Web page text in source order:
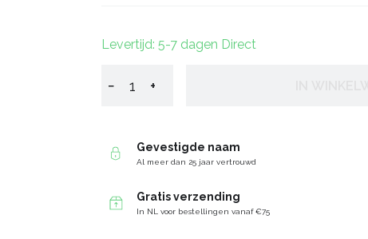
Levertijd: 5-7 dagen Direct
− +
Gevestigde naam
Al meer dan 25 jaar vertrouwd
Gratis verzending
In NL voor bestellingen vanaf €75